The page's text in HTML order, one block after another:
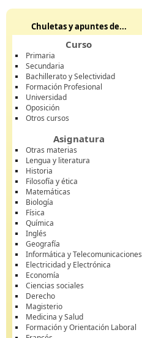
Chuletas y apuntes de...
Curso
Primaria
Secundaria
Bachillerato y Selectividad
Formación Profesional
Universidad
Oposición
Otros cursos
Asignatura
Otras materias
Lengua y literatura
Historia
Filosofía y ética
Matemáticas
Biología
Física
Química
Inglés
Geografía
Informática y Telecomunicaciones
Electricidad y Electrónica
Economía
Ciencias sociales
Derecho
Magisterio
Medicina y Salud
Formación y Orientación Laboral